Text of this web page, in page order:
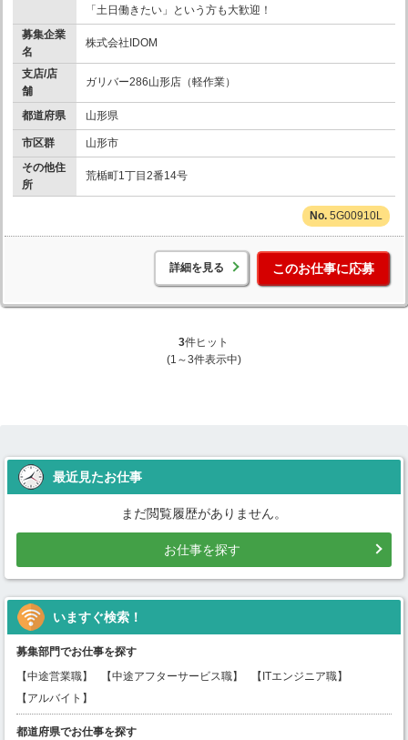
「土日働きたい」という方も大歓迎！
募集企業
名
株式会社IDOM
支店/店
舗
ガリバー286山形店（軽作業）
都道府県 山形県
市区群
山形市
その他住
所
荒楯町1丁目2番14号
5G00910L
詳細を見る このお仕事に応募
3件ヒット
(1～3件表示中)
最近見たお仕事
まだ閲覧履歴がありません。
お仕事を探す
いますぐ検索！
募集部門でお仕事を探す
【中途営業職】
【中途アフターサービス職】
【ITエンジニア職】
【アルバイト】
都道府県でお仕事を探す